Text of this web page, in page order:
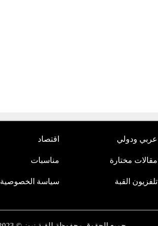
عربي ودولي اقتصاد
مقالات مختارة مناسبات
تلفزيون القبة سياسة الخصوصية